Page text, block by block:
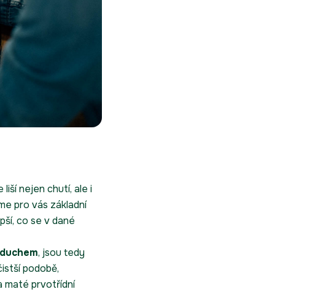
liší nejen chutí, ale i
pro vás základní
co se v dané
, jsou tedy
podobě,
maté prvotřídní